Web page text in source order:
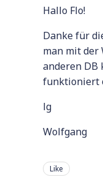
Hallo Flo!
Danke für
man mit der
anderen DB
funktioniert
lg
Wolfgang
Like